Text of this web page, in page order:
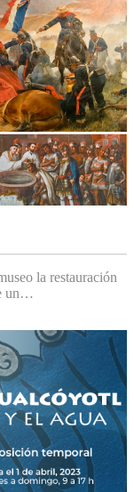
la restauración
un…